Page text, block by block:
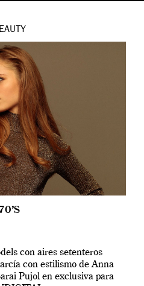
con aires setenteros
con estilismo de Anna
Pujol en exclusiva para